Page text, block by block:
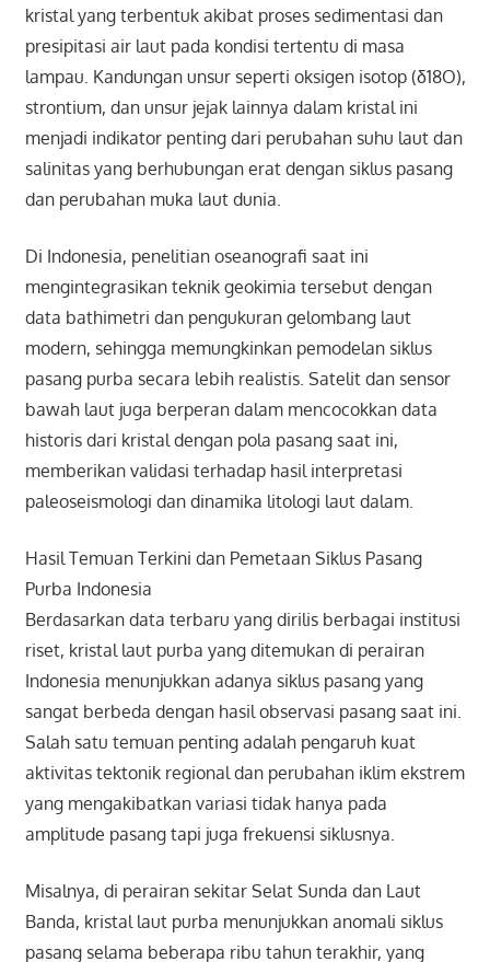
kristal yang terbentuk akibat proses sedimentasi dan
presipitasi air laut pada kondisi tertentu di masa
lampau. Kandungan unsur seperti oksigen isotop (δ18O),
strontium, dan unsur jejak lainnya dalam kristal ini
menjadi indikator penting dari perubahan suhu laut dan
salinitas yang berhubungan erat dengan siklus pasang
dan perubahan muka laut dunia.
Di Indonesia, penelitian oseanografi saat ini
mengintegrasikan teknik geokimia tersebut dengan
data bathimetri dan pengukuran gelombang laut
modern, sehingga memungkinkan pemodelan siklus
pasang purba secara lebih realistis. Satelit dan sensor
bawah laut juga berperan dalam mencocokkan data
historis dari kristal dengan pola pasang saat ini,
memberikan validasi terhadap hasil interpretasi
paleoseismologi dan dinamika litologi laut dalam.
Hasil Temuan Terkini dan Pemetaan Siklus Pasang
Purba Indonesia
Berdasarkan data terbaru yang dirilis berbagai institusi
riset, kristal laut purba yang ditemukan di perairan
Indonesia menunjukkan adanya siklus pasang yang
sangat berbeda dengan hasil observasi pasang saat ini.
Salah satu temuan penting adalah pengaruh kuat
aktivitas tektonik regional dan perubahan iklim ekstrem
yang mengakibatkan variasi tidak hanya pada
amplitude pasang tapi juga frekuensi siklusnya.
Misalnya, di perairan sekitar Selat Sunda dan Laut
Banda, kristal laut purba menunjukkan anomali siklus
pasang selama beberapa ribu tahun terakhir, yang